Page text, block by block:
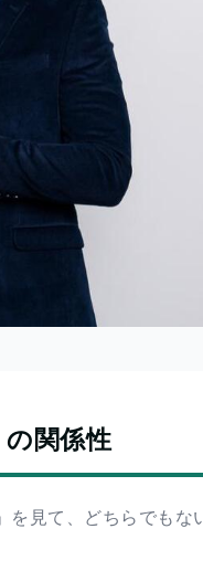
の関係性
見て、どちらでもな